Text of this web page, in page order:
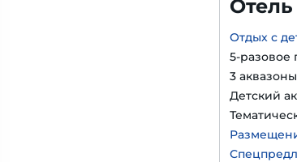
Отдых с
5-разовое
3
Детский